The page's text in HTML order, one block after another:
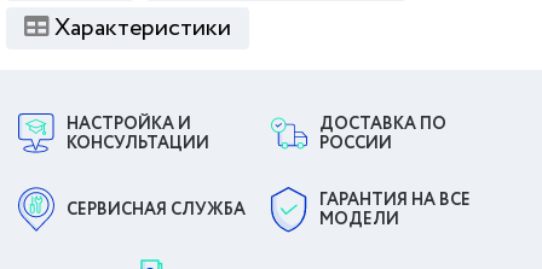
Характеристики
НАСТРОЙКА И
КОНСУЛЬТАЦИИ
ДОСТАВКА ПО
РОССИИ
СЕРВИСНАЯ СЛУЖБА
ГАРАНТИЯ НА ВСЕ
МОДЕЛИ